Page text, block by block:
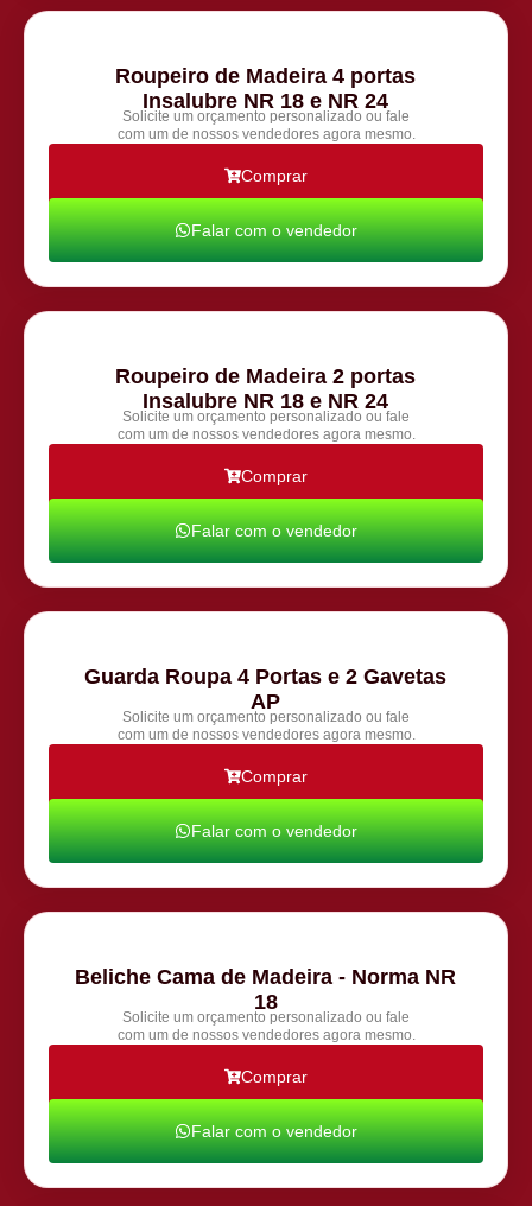
Roupeiro de Madeira 4 portas
Insalubre NR 18 e NR 24
Solicite um orçamento personalizado ou fale
com um de nossos vendedores agora mesmo.
Comprar
Falar com o vendedor
Roupeiro de Madeira 2 portas
Insalubre NR 18 e NR 24
Solicite um orçamento personalizado ou fale
com um de nossos vendedores agora mesmo.
Comprar
Falar com o vendedor
Guarda Roupa 4 Portas e 2 Gavetas
AP
Solicite um orçamento personalizado ou fale
com um de nossos vendedores agora mesmo.
Comprar
Falar com o vendedor
Beliche Cama de Madeira - Norma NR
18
Solicite um orçamento personalizado ou fale
com um de nossos vendedores agora mesmo.
Comprar
Falar com o vendedor